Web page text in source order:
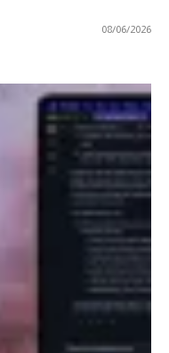
08/06/2026